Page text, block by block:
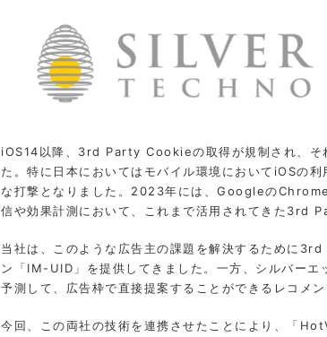
iOS14以降、3rd Party Cookieの取得が規制され、そ
た。特に日本においてはモバイル環境においてiOSの
な打撃となりました。2023年には、Googleの
信や効果計測において、これまで活用されてきた3rd
当社は、このような広告主の課題を解決するために
ン「IM-UID」を提供してきました。一方、シルバー
予測して、広告枠で直接提案することができるレコメ
今回、この両社の技術を連携させたことにより、「